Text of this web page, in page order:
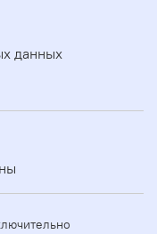
данных